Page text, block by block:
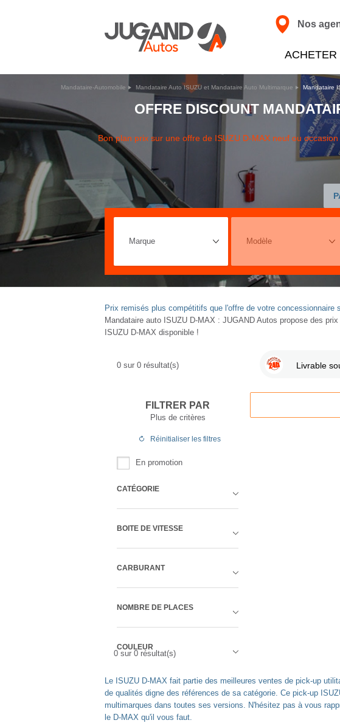
Nos
ACHETER
Mandataire-Automobile Mandataire Auto ISUZU et Mandataire Auto Multimarque Mandataire
OFFRE DISCOUNT
Bon plan prix sur une offre de ISUZU D-MAX neuf ou
Prix remisés plus compétitifs que l'offre de votre
Mandataire auto ISUZU D-MAX : JUGAND Autos propose des
ISUZU D-MAX disponible !
0 sur 0 résultat(s) Livrable
FILTRER PAR
Plus de critères
Réinitialiser les filtres
En promotion
CATÉGORIE
BOITE DE VITESSE
CARBURANT
NOMBRE DE PLACES
COULEUR
0 sur 0 résultat(s)
Le ISUZU D-MAX fait partie des meilleures ventes de pick-up
de qualités digne des références de sa catégorie. Ce pick-up
multimarques dans toutes ses versions. N'hésitez pas à vous
le D-MAX qu'il vous faut.